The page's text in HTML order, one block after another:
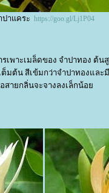
ปาแคระ https://goo.gl/Lj1P04
เพาะเมล็ดของ จำปาทอง ต้น
มต้น สีเข้มกว่าจำปาทองแล
สายกลิ่นจะจางลงเล็กน้อ